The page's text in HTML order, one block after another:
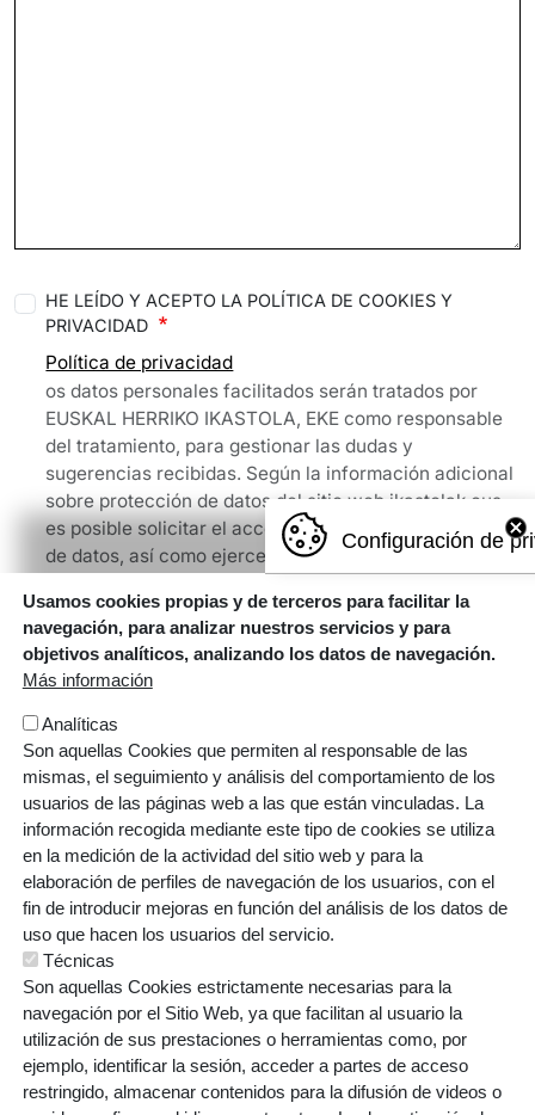
HE LEÍDO Y ACEPTO LA POLÍTICA DE COOKIES Y
PRIVACIDAD
Política de privacidad
os datos personales facilitados serán tratados por
EUSKAL HERRIKO IKASTOLA, EKE como responsable
del tratamiento, para gestionar las dudas y
sugerencias recibidas. Según la información adicional
sobre protección de datos del sitio web ikastolak.eus,
es posible solicitar el acceso, rectificación y supresión
de datos, así como ejercer otros derechos,
Enviar mensaje
20018 Donostia
943 445 108
ikastolak.eus
Configuración de
Usamos cookies propias y de terceros para facilitar la
navegación, para analizar nuestros servicios y para
objetivos analíticos, analizando los datos de navegación.
Más información
Analíticas
Son aquellas Cookies que permiten al responsable de las
mismas, el seguimiento y análisis del comportamiento de los
usuarios de las páginas web a las que están vinculadas. La
información recogida mediante este tipo de cookies se utiliza
en la medición de la actividad del sitio web y para la
elaboración de perfiles de navegación de los usuarios, con el
fin de introducir mejoras en función del análisis de los datos de
uso que hacen los usuarios del servicio.
Técnicas
Son aquellas Cookies estrictamente necesarias para la
navegación por el Sitio Web, ya que facilitan al usuario la
utilización de sus prestaciones o herramientas como, por
ejemplo, identificar la sesión, acceder a partes de acceso
restringido, almacenar contenidos para la difusión de videos o